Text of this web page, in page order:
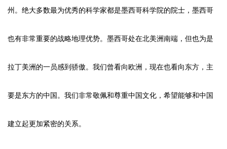
州。绝大多数最为优秀的科学家都是墨西哥科学院的院士，墨西哥
也有非常重要的战略地理优势。墨西哥处在北美洲南端，但也为是
拉丁美洲的一员感到骄傲。我们曾看向欧洲，现在也看向东方，主
要是东方的中国。我们非常敬佩和尊重中国文化，希望能够和中国
建立起更加紧密的关系。